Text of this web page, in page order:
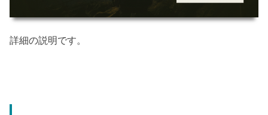
詳細の説明です。